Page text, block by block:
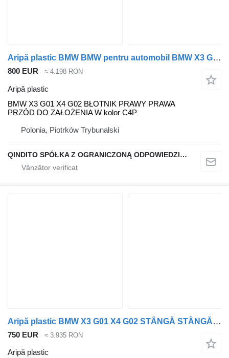
Aripă plastic BMW BMW pentru automobil BMW X3 G01 X4 G02
800 EUR ≈ 4.198 RON
Aripă plastic
BMW X3 G01 X4 G02 BŁOTNIK PRAWY PRAWA
PRZÓD DO ZAŁOŻENIA W kolor C4P
Polonia, Piotrków Trybunalski
QINDITO SPÓŁKA Z OGRANICZONĄ ODPOWIEDZIALNOŚCIĄ
Aripă plastic BMW X3 G01 X4 G02 STÂNGĂ STÂNGĂ FAȚĂ DE INSTALAT ÎN BANDA COLORATĂ C4P BMW pentru automobil BMW BMW X3 G01 X4 G02 BŁOTNIK LEWY LEWA PRZÓD DO ZAŁOŻENIA W kolor C4P
750 EUR ≈ 3.935 RON
Aripă plastic